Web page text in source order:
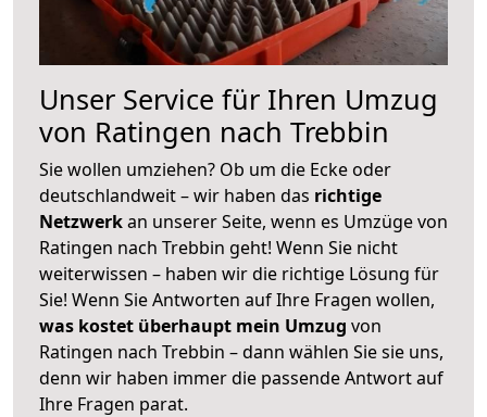
Unser Service für Ihren Umzug
von Ratingen nach Trebbin
Sie wollen umziehen? Ob um die Ecke oder
deutschlandweit – wir haben das richtige
Netzwerkan unserer Seite, wenn es Umzüge von
Ratingen nach Trebbin geht! Wenn Sie nicht
weiterwissen – haben wir die richtige Lösung für
Sie! Wenn Sie Antworten auf Ihre Fragen wollen,
was kostet überhaupt mein Umzug von
Ratingen nach Trebbin – dann wählen Sie sie uns,
denn wir haben immer die passende Antwort auf
Ihre Fragen parat.